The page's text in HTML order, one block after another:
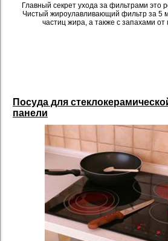
Главный секрет ухода за фильтрами это
Чистый жироулавливающий фильтр за 5
частиц жира, а также с запахами
Посуда для
панели